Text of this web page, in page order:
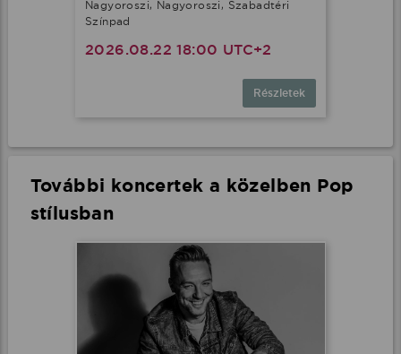
Nagyoroszi, Nagyoroszi, Szabadtéri
Színpad
2026.08.22 18:00 UTC+2
Részletek
További koncertek a közelben Pop
stílusban